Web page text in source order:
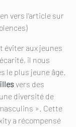
vers l’article sur
éviter aux jeunes
il nous
le plus jeune âge.
vers des
diversité de
». Cette
a récompensé